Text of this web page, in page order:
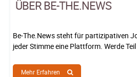
ÜBER BE-THE.NEWS
Be-The.News steht für partizipativen
jeder Stimme eine Plattform. Werde
Mehr Erfahren